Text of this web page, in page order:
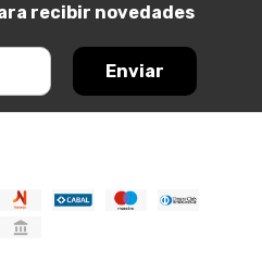
recibir novedades
Enviar